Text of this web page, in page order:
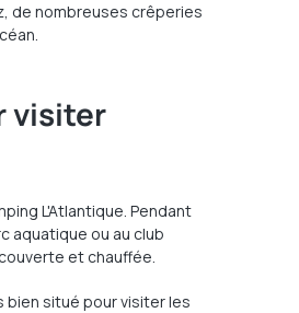
de nombreuses crêperies
visiter
L'Atlantique. Pendant
aquatique ou au club
et chauffée.
bien situé pour visiter les